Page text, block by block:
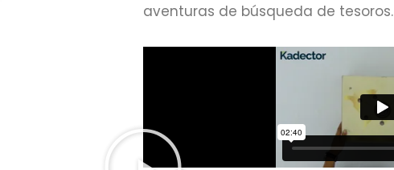
aventuras de búsqueda de tesoros.